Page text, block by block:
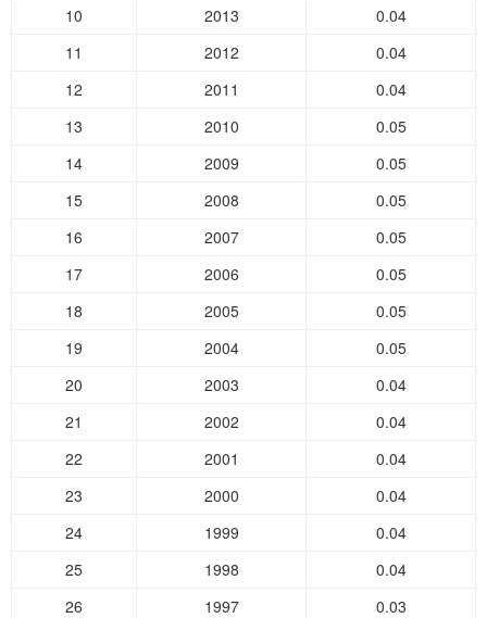
10
2013
0.04
11
2012
0.04
12
2011
0.04
13
2010
0.05
14
2009
0.05
15
2008
0.05
16
2007
0.05
17
2006
0.05
18
2005
0.05
19
2004
0.05
20
2003
0.04
21
2002
0.04
22
2001
0.04
23
2000
0.04
24
1999
0.04
25
1998
0.04
26
1997
0.03